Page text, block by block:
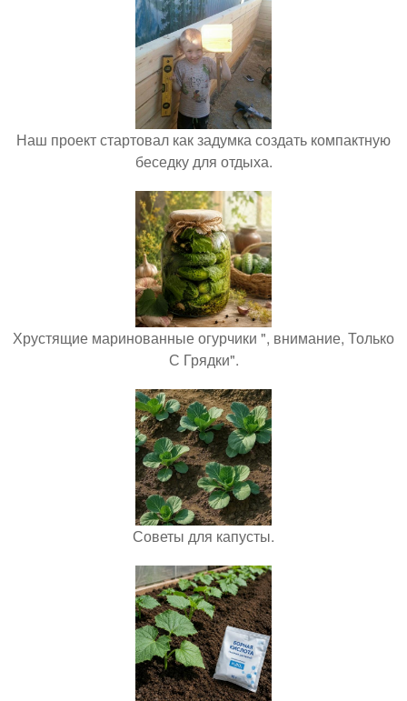
Наш проект стартовал как задумка создать компактную
беседку для отдыха.
Хрустящие маринованные огурчики ", внимание, Только
С Грядки".
Советы для капусты.